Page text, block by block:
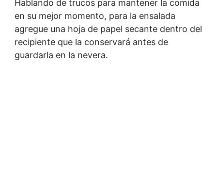
Hablando de trucos para mantener la comida
en su mejor momento, para la ensalada
agregue una hoja de papel secante dentro del
recipiente que la conservará antes de
guardarla en la nevera.